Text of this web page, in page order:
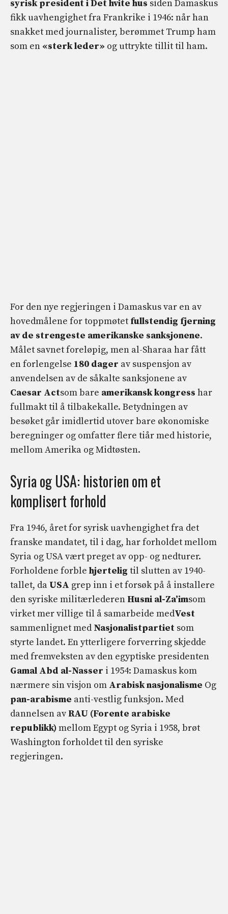
syrisk president i Det hvite hus siden Damaskus
fikk uavhengighet fra Frankrike i 1946: når han
snakket med journalister, berømmet Trump ham
som en «sterk leder» og uttrykte tillit til ham.
For den nye regjeringen i Damaskus var en av
hovedmålene for toppmøtet fullstendig fjerning
av de strengeste amerikanske sanksjonene.
Målet savnet foreløpig, men al-Sharaa har fått
en forlengelse 180 dager av suspensjon av
anvendelsen av de såkalte sanksjonene av
Caesar Actsom bare amerikansk kongress har
fullmakt til å tilbakekalle. Betydningen av
besøket går imidlertid utover bare økonomiske
beregninger og omfatter flere tiår med historie,
mellom Amerika og Midtøsten.
Syria og USA: historien om et
komplisert forhold
Fra 1946, året for syrisk uavhengighet fra det
franske mandatet, til i dag, har forholdet mellom
Syria og USA vært preget av opp- og nedturer.
Forholdene forble hjertelig til slutten av 1940-
tallet, da USA grep inn i et forsøk på å installere
den syriske militærlederen Husni al-Za’imsom
virket mer villige til å samarbeide medVest
sammenlignet med Nasjonalistpartiet som
styrte landet. En ytterligere forverring skjedde
med fremveksten av den egyptiske presidenten
Gamal Abd al-Nasser i 1954: Damaskus kom
nærmere sin visjon om Arabisk nasjonalisme Og
pan-arabisme anti-vestlig funksjon. Med
dannelsen av RAU (Forente arabiske
republikk)mellom Egypt og Syria i 1958, brøt
Washington forholdet til den syriske
regjeringen.